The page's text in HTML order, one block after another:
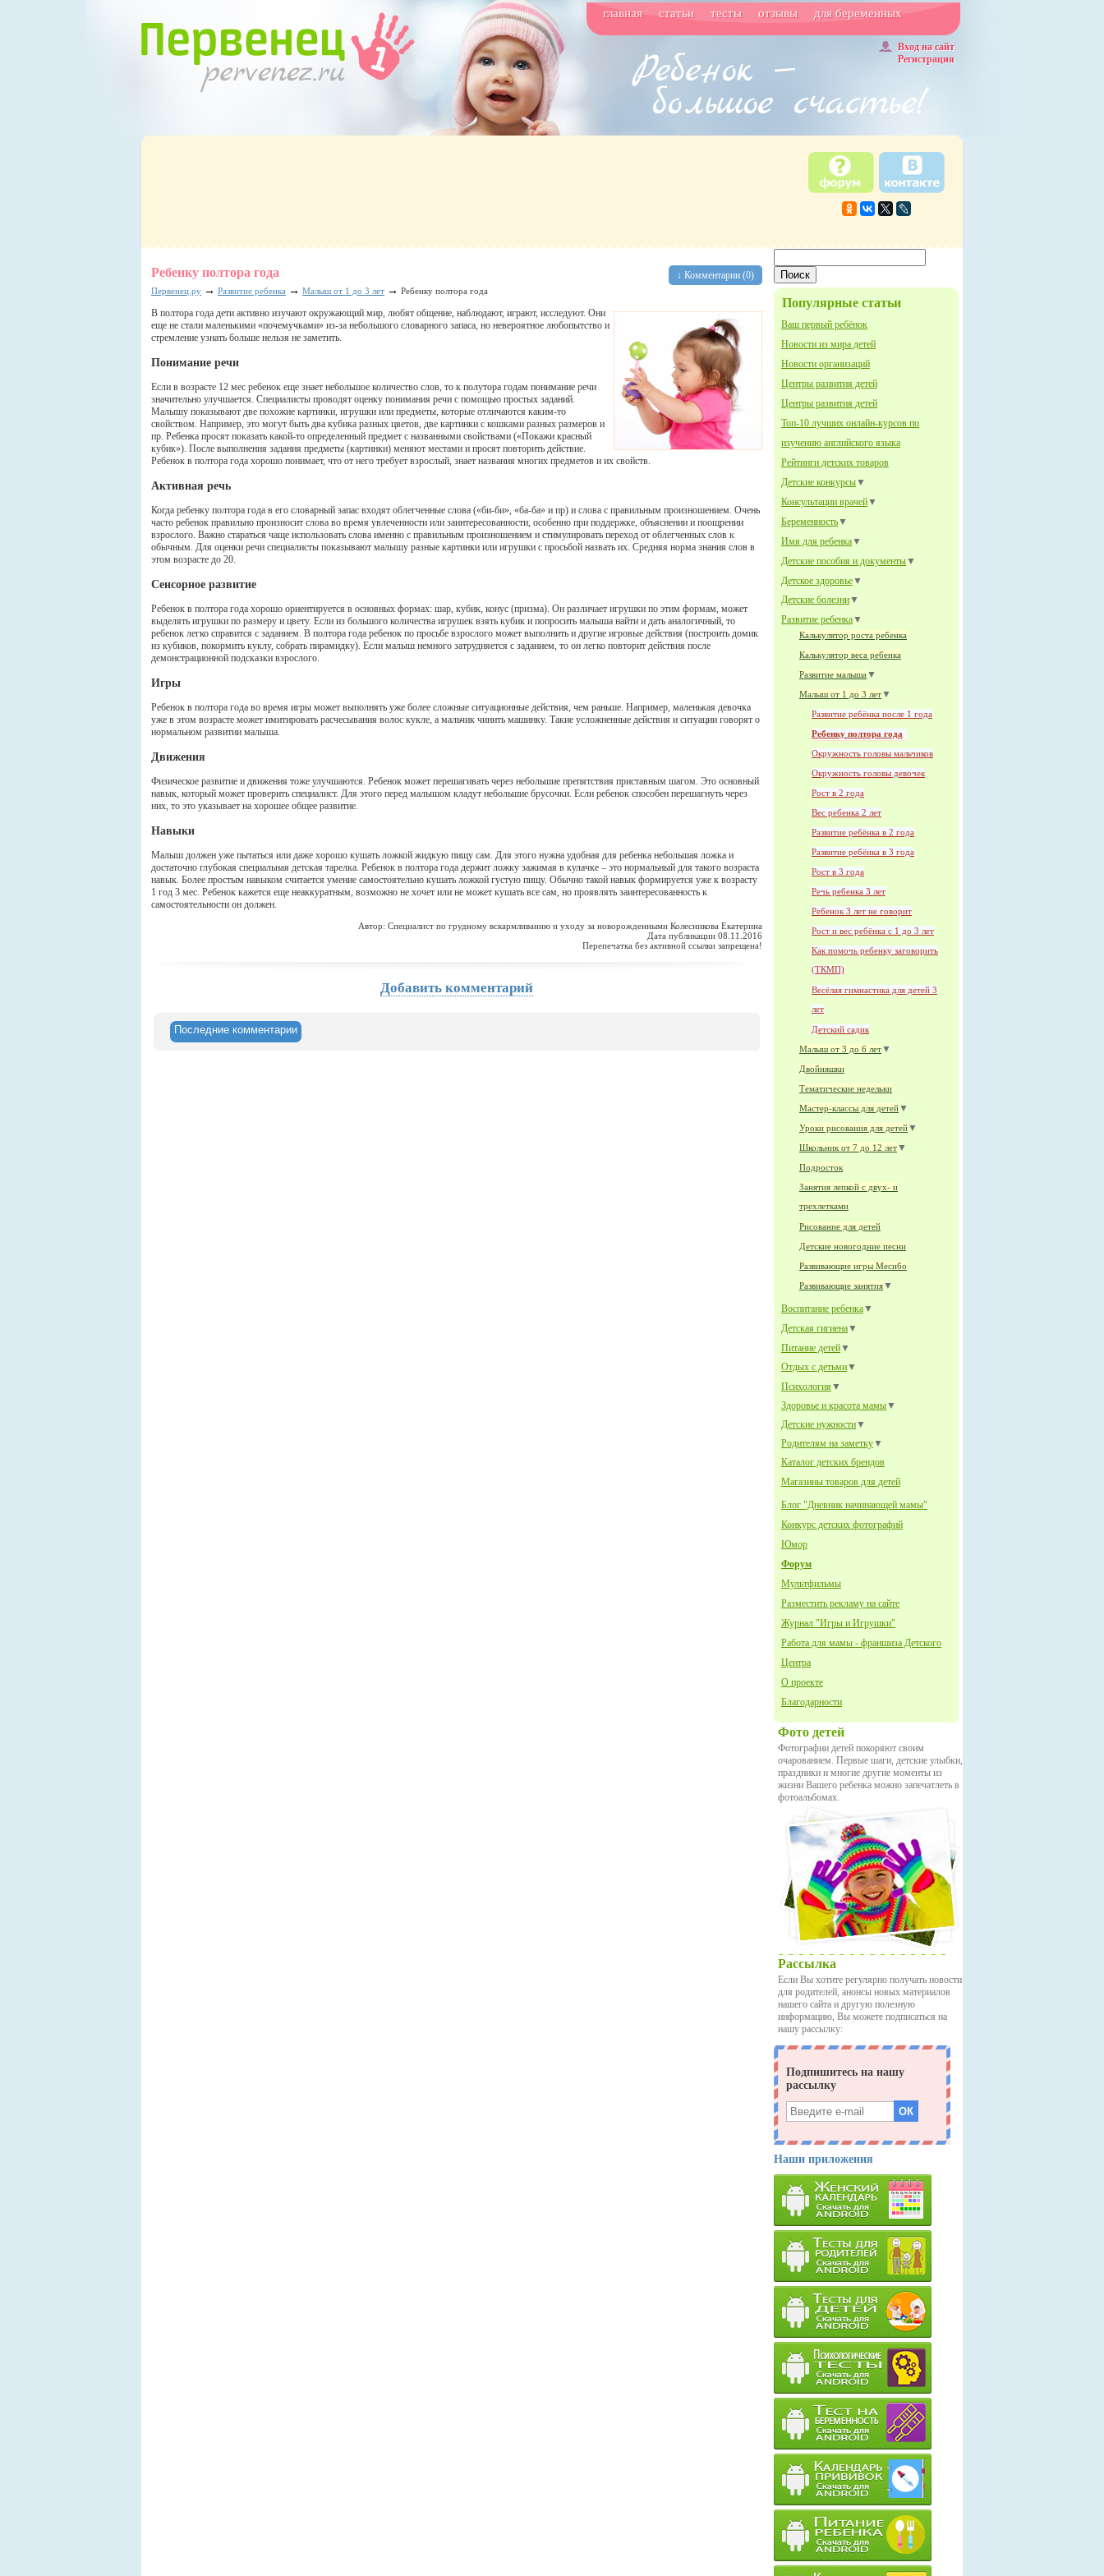
главная статьи тесты отзывы для беременных
Вход на сайт
Регистрация
Популярные статьи
Ваш первый ребёнок
Новости из мира детей
Новости организаций
Центры развития детей
Центры развития детей
Топ-10 лучших онлайн-курсов по
изучению английского языка
Рейтинги детских товаров
Детские конкурсы▼
Консультации врачей▼
Беременность▼
Имя для ребенка▼
Детские пособия и документы▼
Детское здоровье▼
Детские болезни▼
Развитие ребенка▼
Калькулятор роста ребенка
Калькулятор веса ребенка
Развитие малыша▼
Малыш от 1 до 3 лет▼
Развитие ребёнка после 1 года
Ребенку полтора года
Окружность головы мальчиков
Окружность головы девочек
Рост в 2 года
Вес ребенка 2 лет
Развитие ребёнка в 2 года
Развитие ребёнка в 3 года
Рост в 3 года
Речь ребенка 3 лет
Ребенок 3 лет не говорит
Рост и вес ребёнка с 1 до 3 лет
Как помочь ребенку заговорить
(ТКМП)
Весёлая гимнастика для детей 3
лет
Детский садик
Малыш от 3 до 6 лет▼
Двойняшки
Тематические недельки
Мастер-классы для детей▼
Уроки рисования для детей▼
Школьник от 7 до 12 лет▼
Подросток
Занятия лепкой с двух- и
трехлетками
Рисование для детей
Детские новогодние песни
Развивающие игры Месибо
Развивающие занятия▼
Воспитание ребенка▼
Детская гигиена▼
Питание детей▼
Отдых с детьми▼
Психология ▼
Здоровье и красота мамы▼
Детские нужности▼
Родителям на заметку▼
Каталог детских брендов
Магазины товаров для детей
Блог "Дневник начинающей мамы"
Конкурс детских фотографий
Юмор
Форум
Мультфильмы
Разместить рекламу на сайте
Журнал "Игры и Игрушки"
Работа для мамы - франшиза Детского
Центра
О проекте
Благодарности
Фото детей
Фотографии детей покоряют своим
очарованием. Первые шаги, детские улыбки,
праздники и многие другие моменты из
жизни Вашего ребенка можно запечатлеть в
фотоальбомах.
Рассылка
Если Вы хотите регулярно получать новости
для родителей, анонсы новых материалов
нашего сайта и другую полезную
информацию, Вы можете подписаться на
нашу рассылку:
Наши приложения
↓ Комментарии (0)
Ребенку полтора года
Первенец.ру → Развитие ребенка → Малыш от 1 до 3 лет → Ребенку полтора года
В полтора года дети активно изучают окружающий мир, любят общение, наблюдают, играют, исследуют. Они
еще не стали маленькими «почемучками» из-за небольшого словарного запаса, но невероятное любопытство и
стремление узнать больше нельзя не заметить.
Понимание речи
Если в возрасте 12 мес ребенок еще знает небольшое количество слов, то к полутора годам понимание речи
значительно улучшается. Специалисты проводят оценку понимания речи с помощью простых заданий.
Малышу показывают две похожие картинки, игрушки или предметы, которые отличаются каким-то
свойством. Например, это могут быть два кубика разных цветов, две картинки с кошками разных размеров и
пр. Ребенка просят показать какой-то определенный предмет с названными свойствами («Покажи красный
кубик»). После выполнения задания предметы (картинки) меняют местами и просят повторить действие.
Ребенок в полтора года хорошо понимает, что от него требует взрослый, знает названия многих предметов и их свойств.
Активная речь
Когда ребенку полтора года в его словарный запас входят облегченные слова («би-би», «ба-ба» и пр) и слова с правильным произношением. Очень
часто ребенок правильно произносит слова во время увлеченности или заинтересованности, особенно при поддержке, объяснении и поощрении
взрослого. Важно стараться чаще использовать слова именно с правильным произношением и стимулировать переход от облегченных слов к
обычным. Для оценки речи специалисты показывают малышу разные картинки или игрушки с просьбой назвать их. Средняя норма знания слов в
этом возрасте до 20.
Сенсорное развитие
Ребенок в полтора года хорошо ориентируется в основных формах: шар, кубик, конус (призма). Он различает игрушки по этим формам, может
выделять игрушки по размеру и цвету. Если из большого количества игрушек взять кубик и попросить малыша найти и дать аналогичный, то
ребенок легко справится с заданием. В полтора года ребенок по просьбе взрослого может выполнить и другие игровые действия (построить домик
из кубиков, покормить куклу, собрать пирамидку). Если малыш немного затрудняется с заданием, то он легко повторит действия после
демонстрационной подсказки взрослого.
Игры
Ребенок в полтора года во время игры может выполнять уже более сложные ситуационные действия, чем раньше. Например, маленькая девочка
уже в этом возрасте может имитировать расчесывания волос кукле, а мальчик чинить машинку. Такие усложненные действия и ситуации говорят о
нормальном развитии малыша.
Движения
Физическое развитие и движения тоже улучшаются. Ребенок может перешагивать через небольшие препятствия приставным шагом. Это основный
навык, который может проверить специалист. Для этого перед малышом кладут небольшие брусочки. Если ребенок способен перешагнуть через
них, то это указывает на хорошее общее развитие.
Навыки
Малыш должен уже пытаться или даже хорошо кушать ложкой жидкую пищу сам. Для этого нужна удобная для ребенка небольшая ложка и
достаточно глубокая специальная детская тарелка. Ребенок в полтора года держит ложку зажимая в кулачке – это нормальный для такого возраста
навык. Более простым навыком считается умение самостоятельно кушать ложкой густую пищу. Обычно такой навык формируется уже к возрасту
1 год 3 мес. Ребенок кажется еще неаккуратным, возможно не хочет или не может кушать все сам, но проявлять заинтересованность к
самостоятельности он должен.
Автор: Специалист по грудному вскармливанию и уходу за новорожденными Колесникова Екатерина
Дата публикации 08.11.2016
Перепечатка без активной ссылки запрещена!
Добавить комментарий
Последние комментарии